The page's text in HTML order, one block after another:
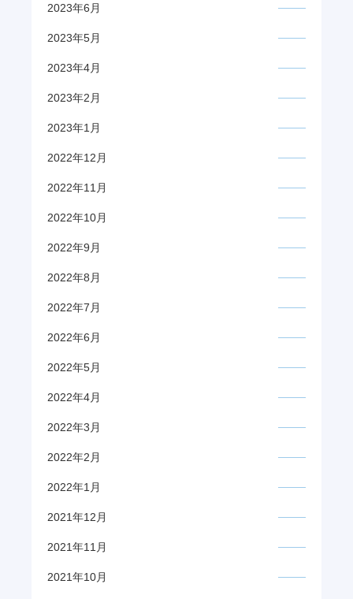
2023年6月
2023年5月
2023年4月
2023年2月
2023年1月
2022年12月
2022年11月
2022年10月
2022年9月
2022年8月
2022年7月
2022年6月
2022年5月
2022年4月
2022年3月
2022年2月
2022年1月
2021年12月
2021年11月
2021年10月